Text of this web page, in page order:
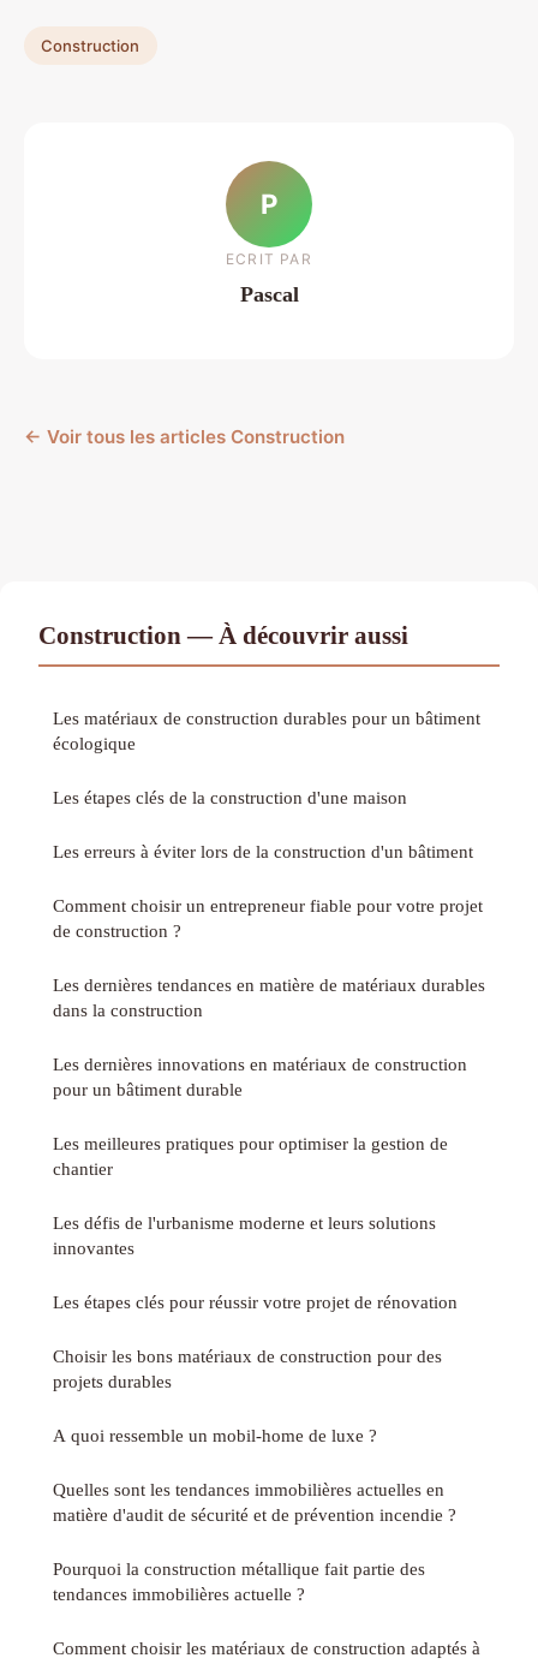
Construction
P
ECRIT PAR
Pascal
← Voir tous les articles Construction
Construction — À découvrir aussi
Les matériaux de construction durables pour un bâtiment
écologique
Les étapes clés de la construction d'une maison
Les erreurs à éviter lors de la construction d'un bâtiment
Comment choisir un entrepreneur fiable pour votre projet
de construction ?
Les dernières tendances en matière de matériaux durables
dans la construction
Les dernières innovations en matériaux de construction
pour un bâtiment durable
Les meilleures pratiques pour optimiser la gestion de
chantier
Les défis de l'urbanisme moderne et leurs solutions
innovantes
Les étapes clés pour réussir votre projet de rénovation
Choisir les bons matériaux de construction pour des
projets durables
A quoi ressemble un mobil-home de luxe ?
Quelles sont les tendances immobilières actuelles en
matière d'audit de sécurité et de prévention incendie ?
Pourquoi la construction métallique fait partie des
tendances immobilières actuelle ?
Comment choisir les matériaux de construction adaptés à